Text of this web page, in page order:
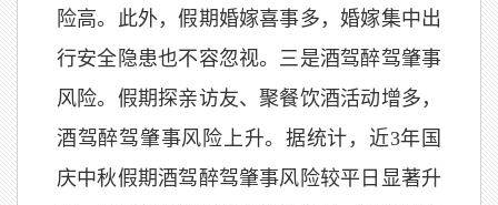
险高。此外，假期婚嫁喜事多，婚嫁集中出
行安全隐患也不容忽视。三是酒驾醉驾肇事
风险。假期探亲访友、聚餐饮酒活动增多，
酒驾醉驾肇事风险上升。据统计，近3年国
庆中秋假期酒驾醉驾肇事风险较平日显著升